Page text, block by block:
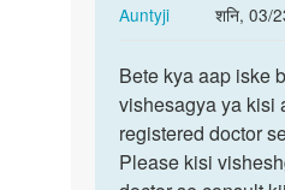
Auntyji
शनि, 03/
In
to
Meri
bibi
peregneta
Bete
kya
aap
iske
Bete kya aap iske
vishesagya ya kisi
registered doctor
Please kisi